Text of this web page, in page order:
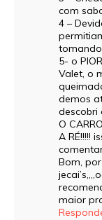
com
4 –
5- o
Valet, o
demos
descobri
O
A RÉ!!!!!
Bom, por
maior